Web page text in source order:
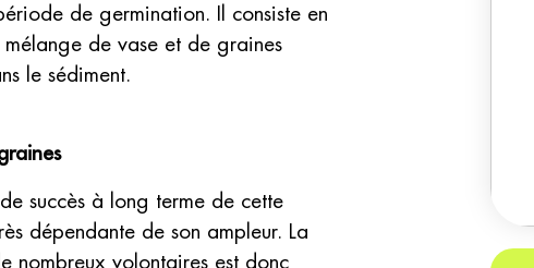
de germination. Il consiste en
mélange de vase et de graines
le sédiment.
succès à long terme de cette
dépendante de son ampleur. La
nombreux volontaires est donc